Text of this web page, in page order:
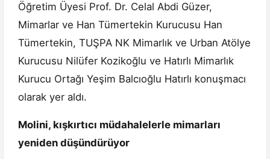
Öğretim Üyesi Prof. Dr. Celal Abdi Güzer,
Mimarlar ve Han Tümertekin Kurucusu Han
Tümertekin, TUŞPA NK Mimarlık ve Urban Atölye
Kurucusu Nilüfer Kozikoğlu ve Hatırlı Mimarlık
Kurucu Ortağı Yeşim Balcıoğlu Hatırlı konuşmacı
olarak yer aldı.
Molini, kışkırtıcı müdahalelerle mimarları
yeniden düşündürüyor